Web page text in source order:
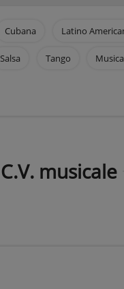
Cubana Latino
Salsa Tango
C.V. musicale